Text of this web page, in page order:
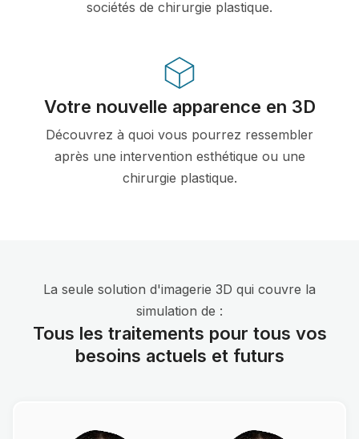
sociétés de chirurgie plastique.
Votre nouvelle apparence en 3D
Découvrez à quoi vous pourrez ressembler
après une intervention esthétique ou une
chirurgie plastique.
La seule solution d'imagerie 3D qui couvre la
simulation de :
Tous les traitements pour tous vos
besoins actuels et futurs